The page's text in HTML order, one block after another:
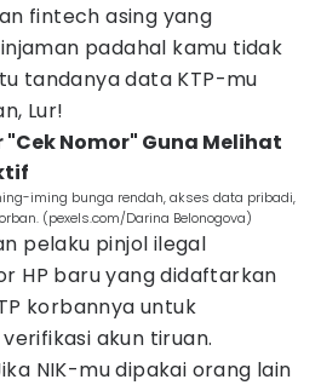
fintech asing yang
padahal kamu tidak
tandanya data KTP-mu
Lur!
Nomor" Guna Melihat
iming bunga rendah, akses data pribadi,
(pexels.com/Darina Belonogova)
pelaku pinjol ilegal
HP baru yang didaftarkan
korbannya untuk
akun tiruan.
NIK-mu dipakai orang lain